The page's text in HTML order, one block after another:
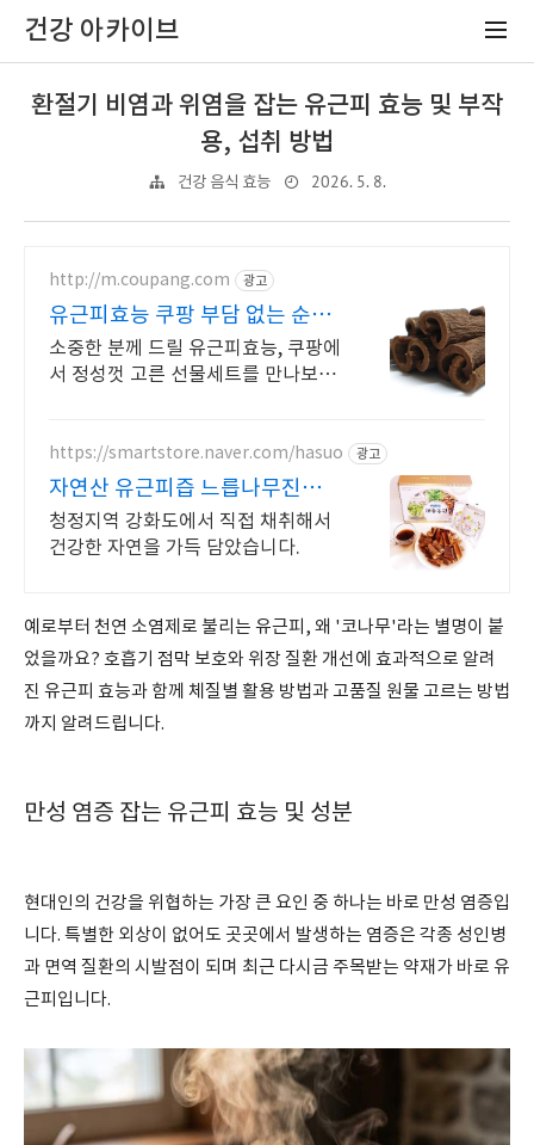
건강 아카이브
환절기 비염과 위염을 잡는 유근피 효능 및 부작
용, 섭취 방법
건강 음식 효능 2026. 5. 8.
http://m.coupang.com 광고
유근피효능 쿠팡 부담 없는 순한
맛과 향
소중한 분께 드릴 유근피효능, 쿠팡에
서 정성껏 고른 선물세트를 만나보세
받으세요.
https://smartstore.naver.com/hasuo 광고
자연산 유근피즙 느릅나무진액
자연이 주는 선물 느릅나무즙
청정지역 강화도에서 직접 채취해서
건강한 자연을 가득 담았습니다.
예로부터 천연 소염제로 불리는 유근피, 왜 '코나무'라는 별명이 붙
었을까요? 호흡기 점막 보호와 위장 질환 개선에 효과적으로 알려
진 유근피 효능과 함께 체질별 활용 방법과 고품질 원물 고르는 방법
까지 알려드립니다.
만성 염증 잡는 유근피 효능 및 성분
현대인의 건강을 위협하는 가장 큰 요인 중 하나는 바로 만성 염증입
니다. 특별한 외상이 없어도 곳곳에서 발생하는 염증은 각종 성인병
과 면역 질환의 시발점이 되며 최근 다시금 주목받는 약재가 바로 유
근피입니다.